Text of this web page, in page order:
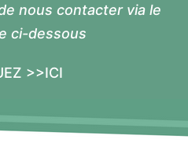
nous contacter via le
ci-dessous
>>ICI